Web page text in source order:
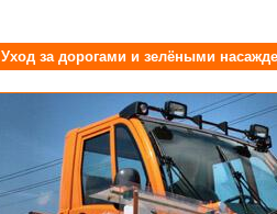
Уход за дорогами и зелёными